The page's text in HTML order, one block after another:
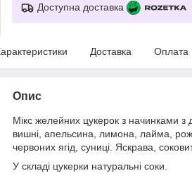
Доступна доставка
Доставка Оплата
Опис
Мікс желейних цукерок з начинками з
вишні, апельсина, лимона, лайма,
червоних ягід, суниці. Яскрава,
У складі цукерки натуральні соки.